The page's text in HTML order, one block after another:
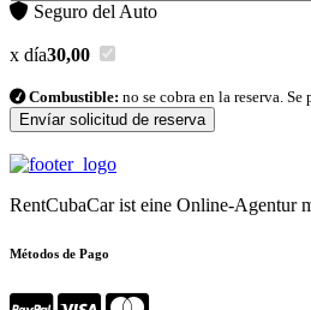
Seguro del Auto
x día30,00
Combustible: no se cobra en la reserva.
RentCubaCar ist eine Online-Agentur
Métodos de Pago